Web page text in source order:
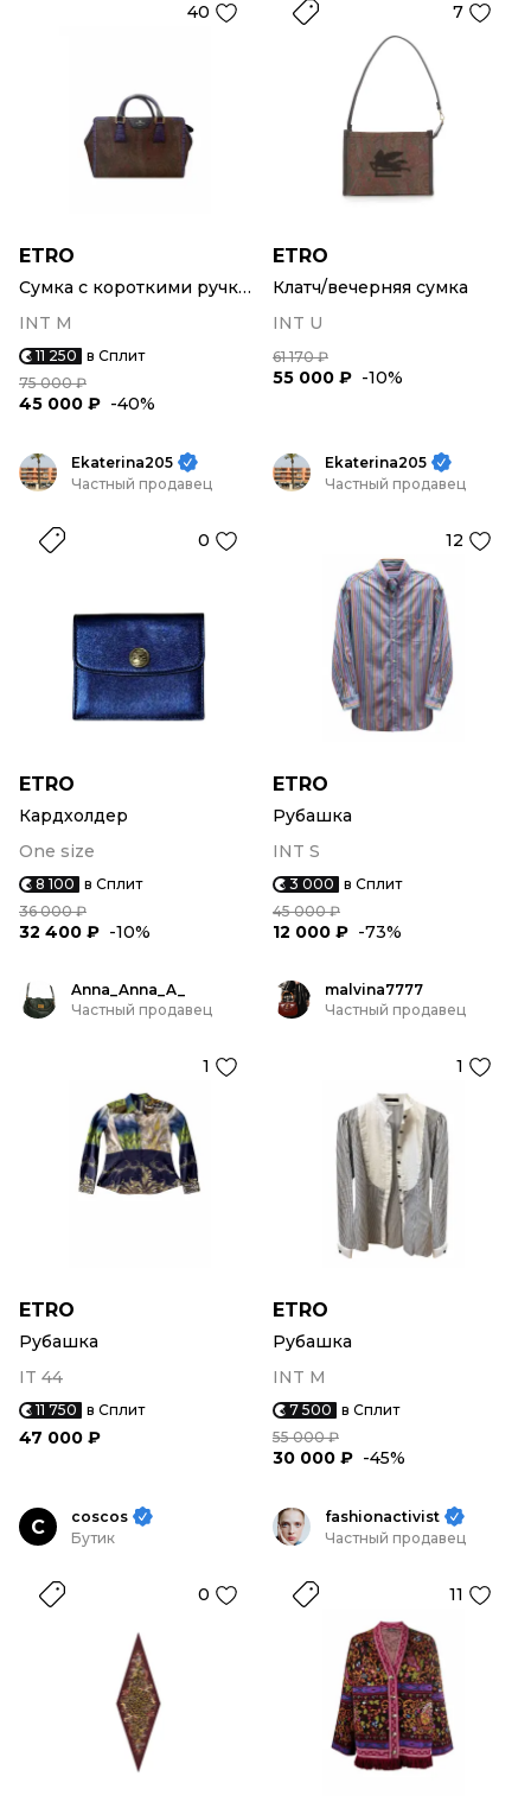
40
ETRO
Сумка с короткими ручками
INT M
11 250 в Сплит
75 000 ₽
45 000 ₽ -40%
7
ETRO
Клатч/вечерняя сумка
INT U
61 170 ₽
55 000 ₽ -10%
Ekaterina205
Частный продавец
0
ETRO
Кардхолдер
One size
8 100 в Сплит
36 000 ₽
32 400 ₽ -10%
Ekaterina205
Частный продавец
12
ETRO
Рубашка
INT S
3 000 в Сплит
45 000 ₽
12 000 ₽ -73%
Anna_Anna_A_
Частный продавец
1
ETRO
Рубашка
IT 44
11 750 в Сплит
47 000 ₽
malvina7777
Частный продавец
1
ETRO
Рубашка
INT M
7 500 в Сплит
55 000 ₽
30 000 ₽ -45%
C
coscos
Бутик
0
fashionactivist
Частный продавец
11